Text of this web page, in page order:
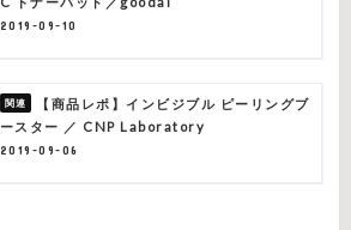
2019-09-10
【商品レポ】インビジブル ピーリングブ
ースター ／ CNP Laboratory
2019-09-06